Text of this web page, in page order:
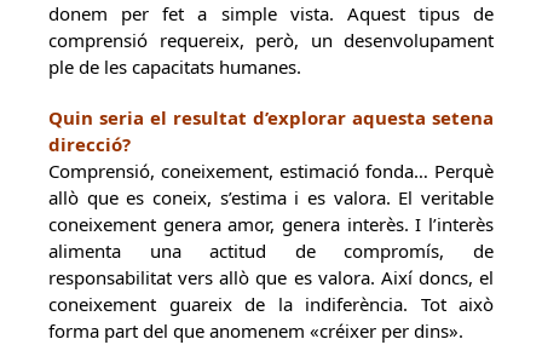
donem per fet a simple vista. Aquest tipus de
comprensió requereix, però, un desenvolupament
ple de les capacitats humanes.
Quin seria el resultat d’explorar aquesta setena
direcció?
Comprensió, coneixement, estimació fonda… Perquè
allò que es coneix, s’estima i es valora. El veritable
coneixement genera amor, genera interès. I l’interès
alimenta una actitud de compromís, de
responsabilitat vers allò que es valora. Així doncs, el
coneixement guareix de la indiferència. Tot això
forma part del que anomenem «créixer per dins».